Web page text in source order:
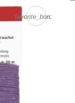
favorite_border
favorite_border